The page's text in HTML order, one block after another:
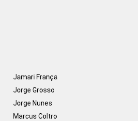
Jamari França
Jorge Grosso
Jorge Nunes
Marcus Coltro